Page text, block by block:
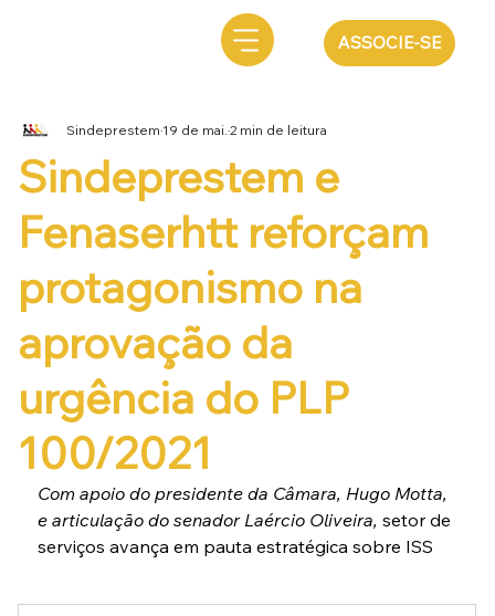
ASSOCIE-SE
Sindeprestem e
Fenaserhtt reforçam
protagonismo na
aprovação da
urgência do PLP
100/2021
Sindeprestem19 de mai.2 min de leitura
Com apoio do presidente da Câmara, Hugo Motta,
e articulação do senador Laércio Oliveira, setor de
serviços avança em pauta estratégica sobre ISS